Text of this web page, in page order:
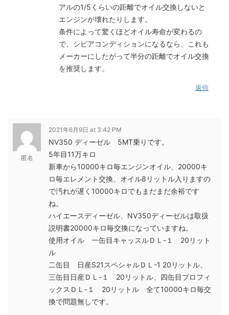
アルの1/5くらいの距離でオイル交換しないと
エンジンが壊れたりします。
条件によって驚くほどオイル寿命が変わるの
で、シビアコンディションになるなら、これも
メーカーにしたがって半分の距離でオイル交換
を推奨します。
返信
匿名
2021年6月9日 at 3:42 PM
NV350 ディーゼル 5MT乗りです。
5年目11万キロ
新車から10000キロ毎エンジンオイル、20000キ
ロ毎エレメント交換、オイル8リットル入りますの
で汚れが遅く10000キロでもまだまだ余裕です
ね。
ハイエースディーゼル、NV350ディーゼルは取扱
説明書20000キロ毎交換になっていますね。
使用オイル 一缶目キャッスルＤＬ-１ 20リット
ル
二缶目 日産S21スペシャルＤＬ-1 20リットル、
三缶目日産ＤＬ-１ 20リットル、四缶目プロフィ
ックスＤＬ-１ 20リットル 全て10000キロ毎交
換で問題無しです。